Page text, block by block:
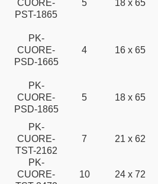
CUORE-
PST-1865
5 18 x 65
PK-
CUORE-
PSD-1665
4 16 x 65
PK-
CUORE-
PSD-1865
5 18 x 65
PK-
CUORE-
TST-2162
7 21 x 62
PK-
CUORE-
10 24 x 72